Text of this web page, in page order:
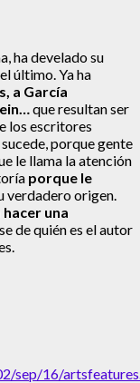
ha develado su
último. Ya ha
a García
que resultan ser
los escritores
porque gente
le llama la atención
porque le
verdadero origen.
una
de quién es el autor
sep/16/